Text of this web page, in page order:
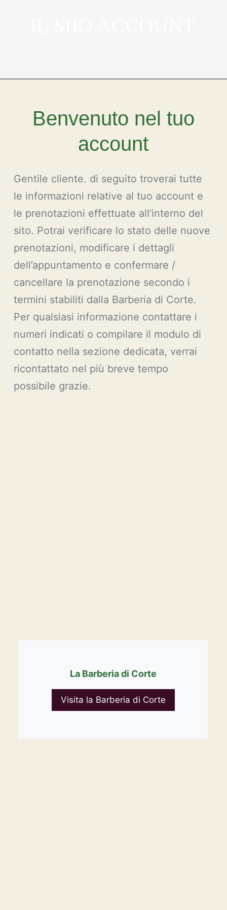
Benvenuto nel tuo
account
Gentile cliente. di seguito troverai tutte
le informazioni relative al tuo account e
le prenotazioni effettuate all’interno del
sito. Potrai verificare lo stato delle nuove
prenotazioni, modificare i dettagli
dell’appuntamento e confermare /
cancellare la prenotazione secondo i
termini stabiliti dalla Barberia di Corte.
Per qualsiasi informazione contattare i
numeri indicati o compilare il modulo di
contatto nella sezione dedicata, verrai
ricontattato nel più breve tempo
possibile grazie.
La Barberia di Corte
Visita la Barberia di Corte